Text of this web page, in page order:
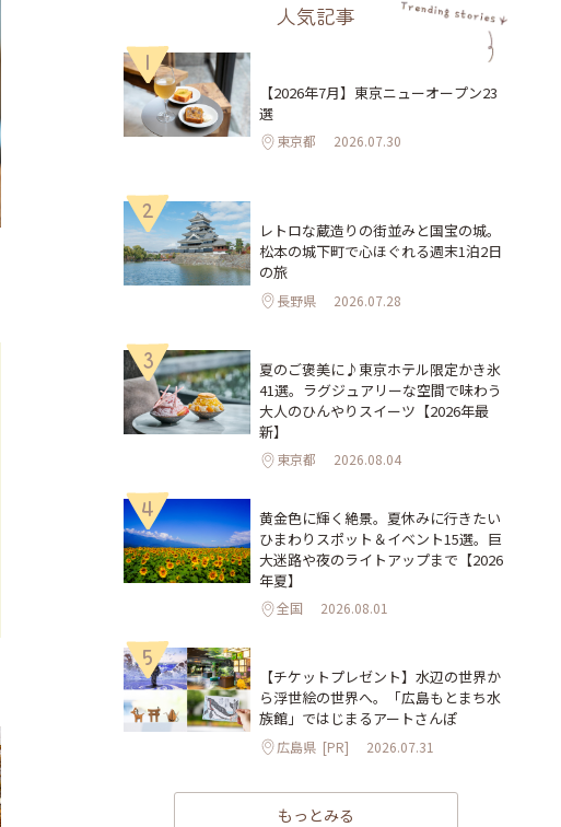
人気記事
1
【2026年7月】東京ニューオープン23
選
東京都 2026.07.30
2
レトロな蔵造りの街並みと国宝の城。
松本の城下町で心ほぐれる週末1泊2日
の旅
長野県 2026.07.28
3
夏のご褒美に♪東京ホテル限定かき氷
41選。ラグジュアリーな空間で味わう
大人のひんやりスイーツ【2026年最
新】
東京都 2026.08.04
4
黄金色に輝く絶景。夏休みに行きたい
ひまわりスポット＆イベント15選。巨
大迷路や夜のライトアップまで【2026
年夏】
全国 2026.08.01
5
【チケットプレゼント】水辺の世界か
ら浮世絵の世界へ。「広島もとまち水
族館」ではじまるアートさんぽ
広島県 [PR] 2026.07.31
もっとみる